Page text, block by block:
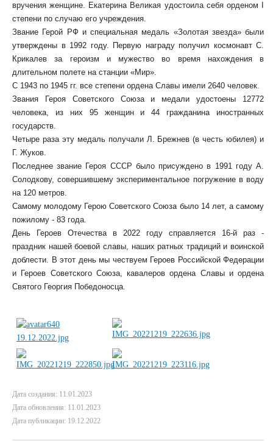
вручения женщине. Екатерина Великая удостоила себя орденом I
степени по случаю его учреждения.
Звание Герой РФ и специальная медаль «Золотая звезда» были
утверждены в 1992 году. Первую награду получил космонавт С.
Крикалев за героизм и мужество во время нахождения в
длительном полете на станции «Мир».
С 1943 по 1945 гг. все степени ордена Славы имели 2640 человек.
Звания Героя Советского Союза и медали удостоены 12772
человека, из них 95 женщин и 44 гражданина иностранных
государств.
Четыре раза эту медаль получали Л. Брежнев (в честь юбилея) и
Г. Жуков.
Последнее звание Героя СССР было присуждено в 1991 году А.
Солодкову, совершившему экспериментальное погружение в воду
на 120 метров.
Самому молодому Герою Советского Союза было 14 лет, а самому
пожилому - 83 года.
День Героев Отечества в 2022 году справляется 16-й раз -
праздник нашей боевой славы, наших ратных традиций и воинской
доблести. В этот день мы чествуем Героев Российской Федерации
и Героев Советского Союза, кавалеров ордена Славы и ордена
Святого Георгия Победоносца.
Дата создания: 11.01.2023
Дата обновления: 11.01.2023
Дата публикации: 19.12.2022